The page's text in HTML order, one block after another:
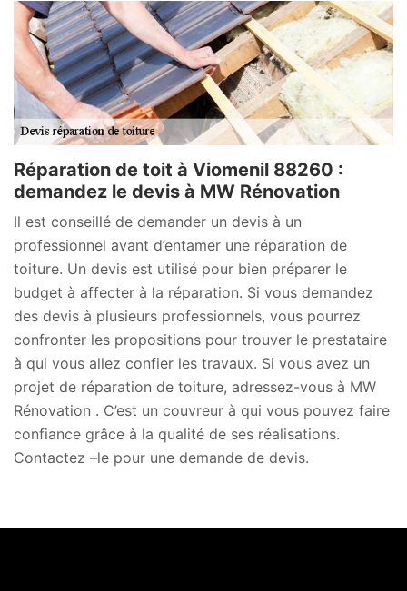
Réparation de toit à Viomenil 88260 :
demandez le devis à MW Rénovation
Il est conseillé de demander un devis à un
professionnel avant d’entamer une réparation de
toiture. Un devis est utilisé pour bien préparer le
budget à affecter à la réparation. Si vous demandez
des devis à plusieurs professionnels, vous pourrez
confronter les propositions pour trouver le prestataire
à qui vous allez confier les travaux. Si vous avez un
projet de réparation de toiture, adressez-vous à MW
Rénovation . C’est un couvreur à qui vous pouvez faire
confiance grâce à la qualité de ses réalisations.
Contactez –le pour une demande de devis.